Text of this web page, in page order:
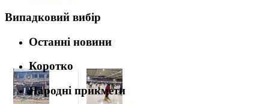
Випадковий вибір
Останні новини
Коротко
Народні прикмети